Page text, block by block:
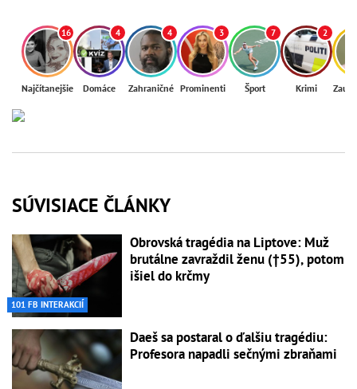
16
Najčítanejšie
4
Domáce
4
Zahraničné
3
Prominenti
7
Šport
2
Krimi
SÚVISIACE ČLÁNKY
101 FB INTERAKCIÍ
Obrovská tragédia na Liptove: Muž
brutálne zavraždil ženu (†55), potom
išiel do krčmy
Daeš sa postaral o ďalšiu tragédiu:
Profesora napadli sečnými zbraňami